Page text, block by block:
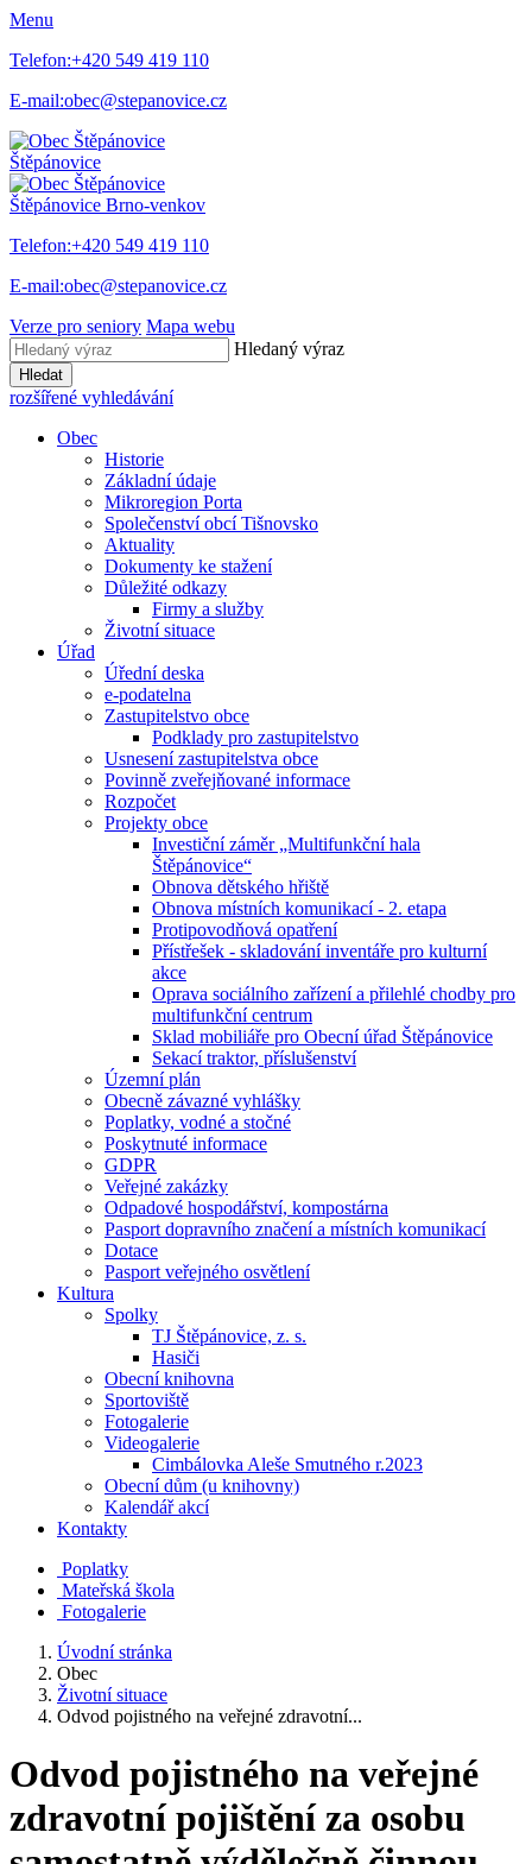
Menu
Telefon:+420 549 419 110
E-mail:obec@stepanovice.cz
Štěpánovice
Štěpánovice Brno-venkov
Telefon:+420 549 419 110
E-mail:obec@stepanovice.cz
Verze pro seniory Mapa webu
Hledaný výraz
Hledat
rozšířené vyhledávání
Obec
Historie
Základní údaje
Mikroregion Porta
Společenství obcí Tišnovsko
Aktuality
Dokumenty ke stažení
Důležité odkazy
Firmy a služby
Životní situace
Úřad
Úřední deska
e-podatelna
Zastupitelstvo obce
Podklady pro zastupitelstvo
Usnesení zastupitelstva obce
Povinně zveřejňované informace
Rozpočet
Projekty obce
Investiční záměr „Multifunkční hala
Štěpánovice“
Obnova dětského hřiště
Obnova místních komunikací - 2. etapa
Protipovodňová opatření
Přístřešek - skladování inventáře pro kulturní
akce
Oprava sociálního zařízení a přilehlé chodby pro
multifunkční centrum
Sklad mobiliáře pro Obecní úřad Štěpánovice
Sekací traktor, příslušenství
Územní plán
Obecně závazné vyhlášky
Poplatky, vodné a stočné
Poskytnuté informace
GDPR
Veřejné zakázky
Odpadové hospodářství, kompostárna
Pasport dopravního značení a místních komunikací
Dotace
Pasport veřejného osvětlení
Kultura
Spolky
TJ Štěpánovice, z. s.
Hasiči
Obecní knihovna
Sportoviště
Fotogalerie
Videogalerie
Cimbálovka Aleše Smutného r.2023
Obecní dům (u knihovny)
Kalendář akcí
Kontakty
Poplatky
Mateřská škola
Fotogalerie
Úvodní stránka
Obec
Životní situace
Odvod pojistného na veřejné zdravotní...
Odvod pojistného na veřejné
zdravotní pojištění za osobu